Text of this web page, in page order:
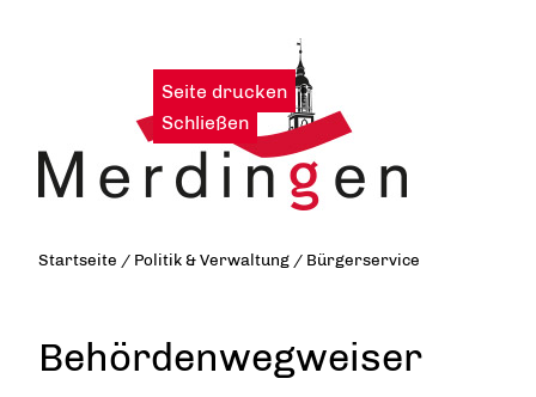
Seite drucken |
Schließen
Startseite / Politik & Verwaltung / Bürgerservice
Behördenwegweiser